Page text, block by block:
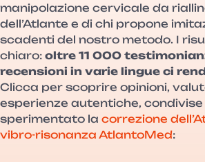
manipolazione cervicale da
dell’Atlante e di chi propone
scadenti del nostro metodo. I
chiaro: oltre 11 000
recensioni in varie lingue ci
Clicca per scoprire opinioni,
esperienze autentiche, condivise
sperimentato la correzione
vibro-risonanza AtlantoMed: